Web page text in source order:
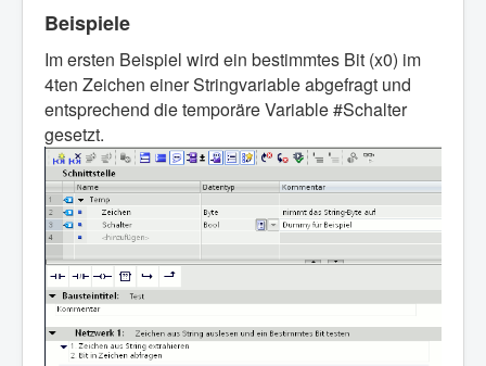
Beispiele
Im ersten Beispiel wird ein bestimmtes Bit (x0) im
4ten Zeichen einer Stringvariable abgefragt und
entsprechend die temporäre Variable #Schalter
gesetzt.